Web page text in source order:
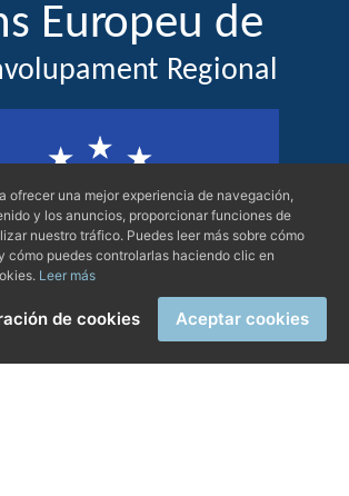
ofrecer una mejor experiencia de navegación,
y los anuncios, proporcionar funciones de
nuestro tráfico. Puedes leer más sobre cómo
cómo puedes controlarlas haciendo clic en
Leer más
de cookies Aceptar cookies